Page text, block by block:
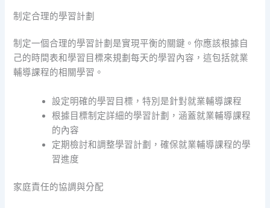
制定合理的學習計劃
制定一個合理的學習計劃是實現平衡的關鍵。你應該根據自
己的時間表和學習目標來規劃每天的學習內容，這包括就業
輔導課程的相關學習。
設定明確的學習目標，特別是針對就業輔導課程
根據目標制定詳細的學習計劃，涵蓋就業輔導課程
的內容
定期檢討和調整學習計劃，確保就業輔導課程的學
習進度
家庭責任的協調與分配